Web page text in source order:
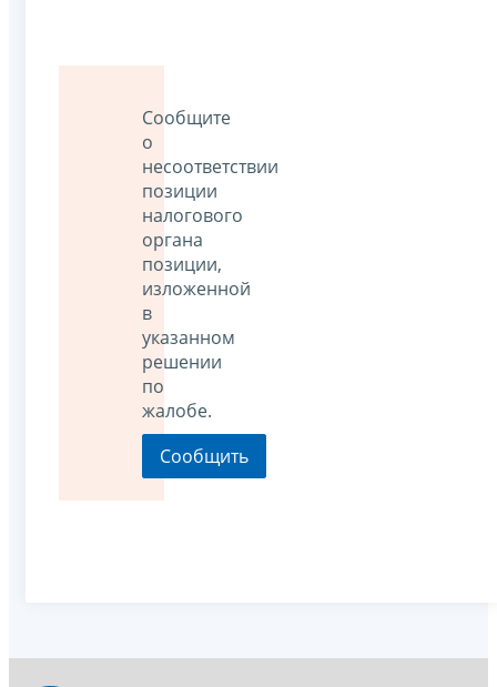
Сообщите
о
несоответствии
позиции
налогового
органа
позиции,
изложенной
в
указанном
решении
по
жалобе.